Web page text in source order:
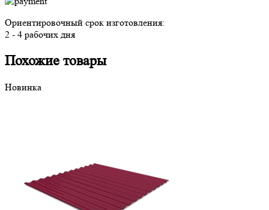
Ориентировочный срок изготовления:
2 - 4 рабочих дня
Похожие товары
Новинка